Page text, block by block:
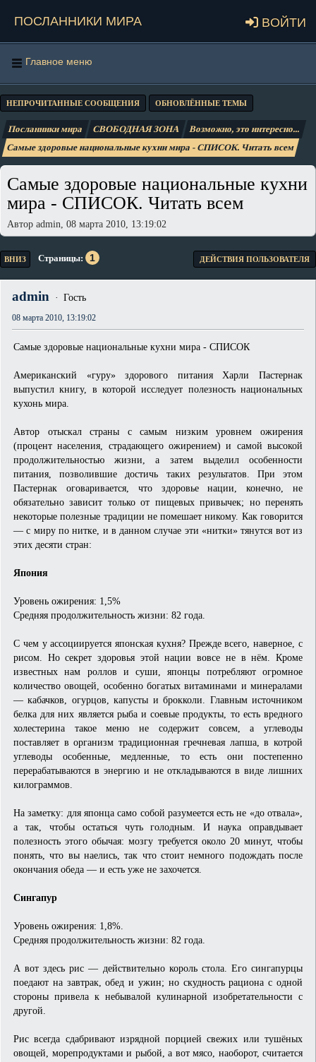
Посланники мира Войти
Главное меню
НЕПРОЧИТАННЫЕ СООБЩЕНИЯ ОБНОВЛЁННЫЕ ТЕМЫ
Посланники мира СВОБОДНАЯ ЗОНА
Возможно, это интересно...
Самые здоровые национальные кухни мира - СПИСОК. Читать всем
Самые здоровые национальные кухни
мира - СПИСОК. Читать всем
Автор admin, 08 марта 2010, 13:19:02
ВНИЗ Страницы 1 ДЕЙСТВИЯ ПОЛЬЗОВАТЕЛЯ
admin Гость
08 марта 2010, 13:19:02
Самые здоровые национальные кухни мира - СПИСОК
Американский «гуру» здорового питания Харли Пастернак
выпустил книгу, в которой исследует полезность национальных
кухонь мира.
Автор отыскал страны с самым низким уровнем ожирения
(процент населения, страдающего ожирением) и самой высокой
продолжительностью жизни, а затем выделил особенности
питания, позволившие достичь таких результатов. При этом
Пастернак оговаривается, что здоровье нации, конечно, не
обязательно зависит только от пищевых привычек; но перенять
некоторые полезные традиции не помешает никому. Как говорится
— с миру по нитке, и в данном случае эти «нитки» тянутся вот из
этих десяти стран:
Япония
Уровень ожирения: 1,5%
Средняя продолжительность жизни: 82 года.
С чем у ассоциируется японская кухня? Прежде всего, наверное, с
рисом. Но секрет здоровья этой нации вовсе не в нём. Кроме
известных нам роллов и суши, японцы потребляют огромное
количество овощей, особенно богатых витаминами и минералами
— кабачков, огурцов, капусты и брокколи. Главным источником
белка для них является рыба и соевые продукты, то есть вредного
холестерина такое меню не содержит совсем, а углеводы
поставляет в организм традиционная гречневая лапша, в котрой
углеводы особенные, медленные, то есть они постепенно
перерабатываются в энергию и не откладываются в виде лишних
килограммов.
На заметку: для японца само собой разумеется есть не «до отвала»,
а так, чтобы остаться чуть голодным. И наука оправдывает
полезность этого обычая: мозгу требуется около 20 минут, чтобы
понять, что вы наелись, так что стоит немного подождать после
окончания обеда — и есть уже не захочется.
Сингапур
Уровень ожирения: 1,8%.
Средняя продолжительность жизни: 82 года.
А вот здесь рис — действительно король стола. Его сингапурцы
поедают на завтрак, обед и ужин; но скудность рациона с одной
стороны привела к небывалой кулинарной изобретательности с
другой.
Рис всегда сдабривают изрядной порцией свежих или тушёных
овощей, морепродуктами и рыбой, а вот мясо, наоборот, считается